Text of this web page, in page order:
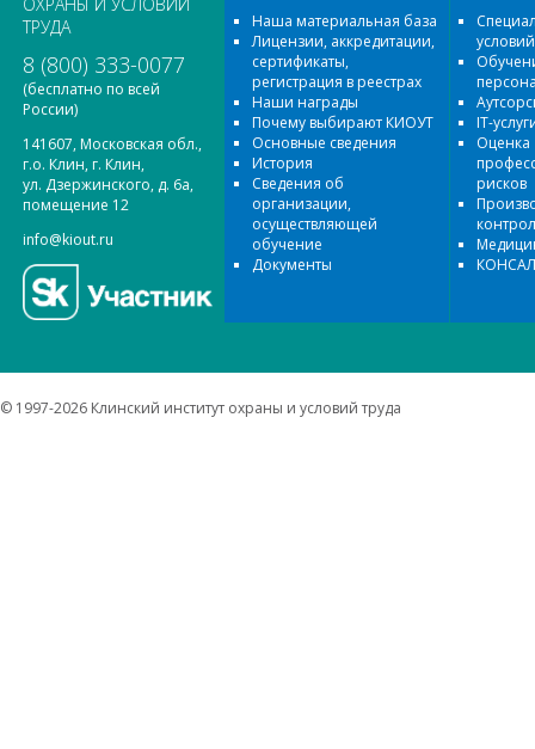
ТРУДА
8 (800) 333-0077
(бесплатно по всей
России)
141607, Московская обл.,
г.о. Клин, г. Клин,
ул. Дзержинского, д. 6а,
помещение 12
info@kiout.ru
Наша материальная база
Лицензии, аккредитации,
сертификаты,
регистрация в реестрах
Наши награды
Почему выбирают КИОУТ
Основные сведения
История
Сведения об
организации,
осуществляющей
обучение
Документы
IT-
Оценка
рисков
© 1997-2026 Клинский институт охраны и условий труда